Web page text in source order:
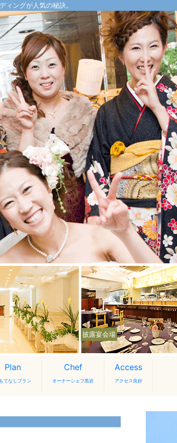
ィングが人気の秘訣。
披露宴会場
Plan
てなしプラン
Chef
オーナーシェフ黒岩
Access
アクセス良好